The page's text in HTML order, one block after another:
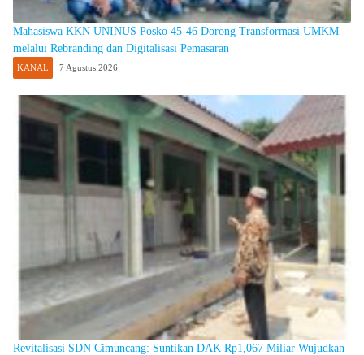
Mahasiswa KKN UNINUS Posko 45-46 Dorong Transformasi UMKM
melalui Rebranding dan Digitalisasi Pemasaran
KANAL 7 Agustus 2026
Revitalisasi SDN Cimuncang: Suntikan DAK Rp1,067 Miliar Wujudkan